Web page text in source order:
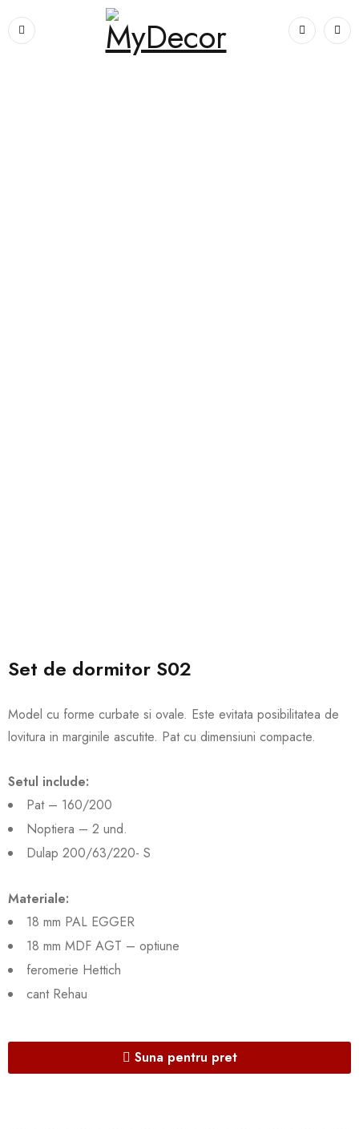
Set de dormitor S02
Model cu forme curbate si ovale. Este evitata posibilitatea de
lovitura in marginile ascutite. Pat cu dimensiuni compacte.
Setul include:
Pat – 160/200
Noptiera – 2 und.
Dulap 200/63/220- S
Materiale:
18 mm PAL EGGER
18 mm MDF AGT – optiune
feromerie Hettich
cant Rehau
Suna pentru pret